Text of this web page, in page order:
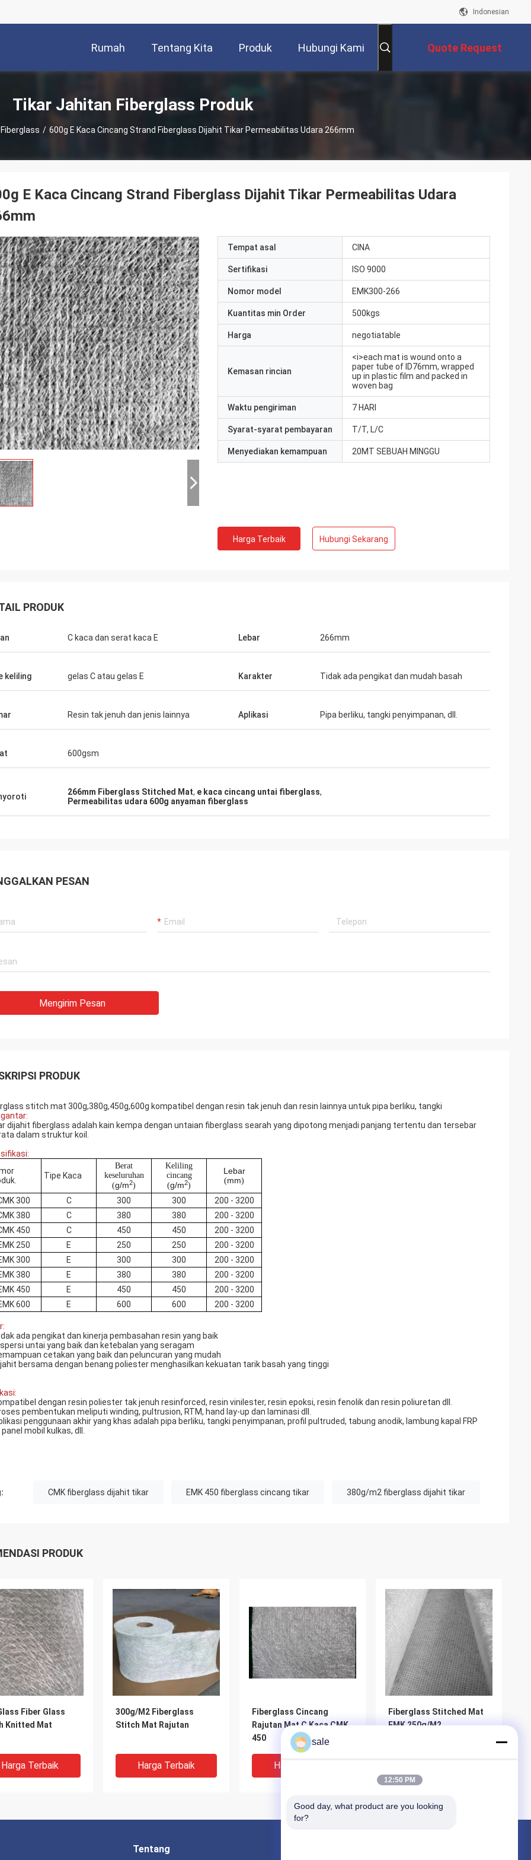
Indonesian
Rumah Tentang Kita Produk Hubungi Kami Quote Request
Tikar Jahitan Fiberglass Produk
/ 600g E Kaca Cincang Strand Fiberglass Dijahit Tikar Permeabilitas Udara 266mm
E Kaca Cincang Strand Fiberglass Dijahit Tikar Permeabilitas Udara
Tempat asal CINA
Sertifikasi ISO 9000
Nomor model EMK300-266
Kuantitas min Order 500kgs
Harga negotiatable
Kemasan rincian
<i>each mat is wound onto a
paper tube of ID76mm, wrapped
up in plastic film and packed in
woven bag
Waktu pengiriman 7 HARI
Syarat-syarat pembayaran T/T, L/C
Menyediakan kemampuan 20MT SEBUAH MINGGU
Harga Terbaik Hubungi Sekarang
PRODUK
C kaca dan serat kaca E Lebar 266mm
keliling gelas C atau gelas E Karakter Tidak ada pengikat dan mudah basah
Resin tak jenuh dan jenis lainnya Aplikasi Pipa berliku, tangki penyimpanan, dll.
600gsm
266mm Fiberglass Stitched Mat, e kaca cincang untai fiberglass,
Permeabilitas udara 600g anyaman fiberglass
PESAN
Mengirim Pesan
PRODUK
stitch mat 300g,380g,450g,600g kompatibel dengan resin tak jenuh dan resin lainnya untuk pipa berliku, tangki
dijahit fiberglass adalah kain kempa dengan untaian fiberglass searah yang dipotong menjadi panjang tertentu dan tersebar
dalam struktur koil.
Tipe Kaca
Berat
keseluruhan
(g/m2)
Keliling
cincang
(g/m2)
Lebar
(mm)
300 C 300 300
200 - 3200
380
C 380 380
200 - 3200
450
C 450 450
200 - 3200
250
E 250 250
200 - 3200
300
E 300 300
200 - 3200
380
E 380 380
200 - 3200
450
E 450 450
200 - 3200
600
E 600 600 200 - 3200
ada pengikat dan kinerja pembasahan resin yang baik
untai yang baik dan ketebalan yang seragam
cetakan yang baik dan peluncuran yang mudah
bersama dengan benang poliester menghasilkan kekuatan tarik basah yang tinggi
dengan resin poliester tak jenuh resinforced, resin vinilester, resin epoksi, resin fenolik dan resin poliuretan dll.
pembentukan meliputi winding, pultrusion, RTM, hand lay-up dan laminasi dll.
penggunaan akhir yang khas adalah pipa berliku, tangki penyimpanan, profil pultruded, tabung anodik, lambung kapal FRP
mobil kulkas, dll.
CMK fiberglass dijahit tikar EMK 450 fiberglass cincang tikar 380g/m2 fiberglass dijahit tikar
PRODUK
Fiber Glass
Knitted Mat
Harga Terbaik
300g/M2 Fiberglass
Stitch Mat Rajutan
Harga Terbaik
Fiberglass Cincang
Rajutan Mat C Kaca CMK
450
Harga Terbaik
Fiberglass Stitched Mat
EMK 250g/M2
Tentang
sale
12:50 PM
Good day, what product are you looking
for?